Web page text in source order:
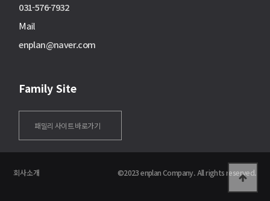
031-576-7932
Mail
enplan@naver.com
Family Site
패밀리 사이트 바로가기
회사소개 ©2023 enplan Company. All rights reserved.